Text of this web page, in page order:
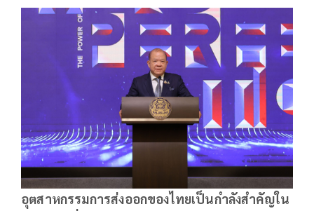
อุตสาหกรรมการส่งออกของไทยเป็นกำลังสำคัญใน